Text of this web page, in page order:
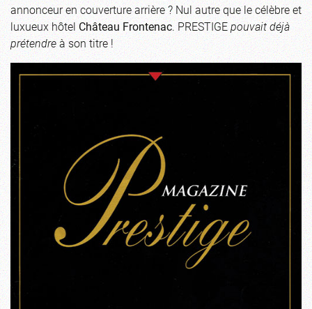
annonceur en couverture arrière ? Nul autre que le célèbre et
luxueux hôtelChâteau Frontenac. PRESTIGEpouvait déjà
prétendreà son titre !